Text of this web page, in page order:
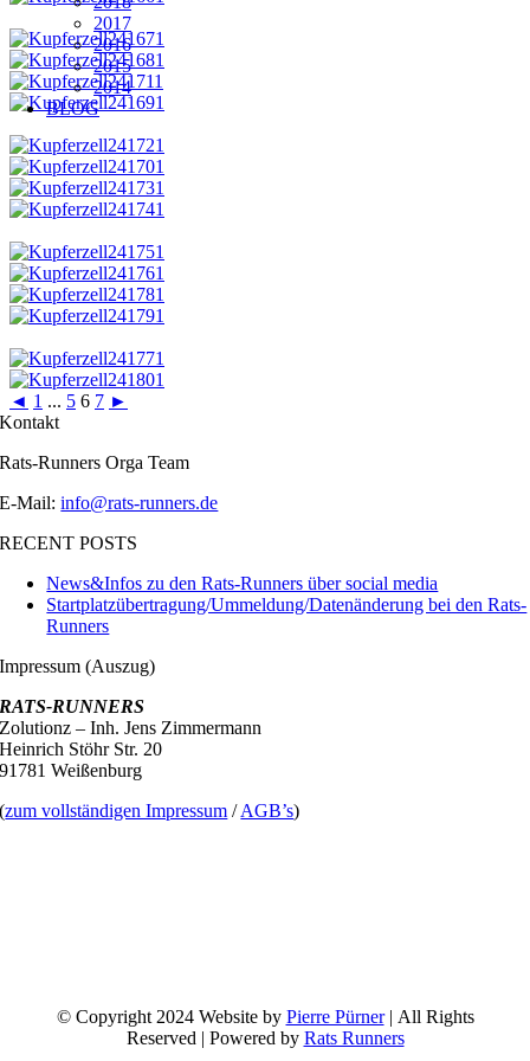
2017
2016
2015
2014
BLOG
◄ 1 ... 5 6 7 ►
Kontakt
Rats-Runners Orga Team
E-Mail:info@rats-runners.de
RECENT POSTS
News&Infos zu den Rats-Runners über social media
Startplatzübertragung/Ummeldung/Datenänderung bei den Rats-
Runners
Impressum (Auszug)
RATS-RUNNERS
Zolutionz – Inh. Jens Zimmermann
Heinrich Stöhr Str. 20
91781 Weißenburg
(zum vollständigen Impressum /AGB’s)
© Copyright 2024 Website by Pierre Pürner| All Rights
Reserved | Powered by Rats Runners